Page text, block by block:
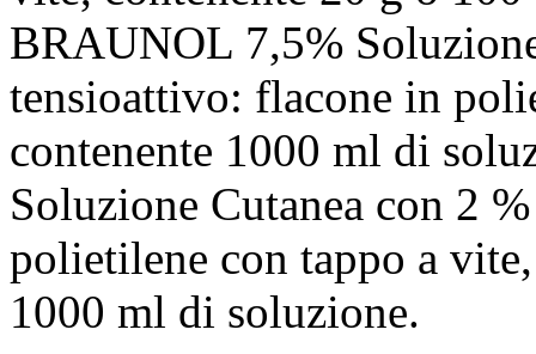
BRAUNOL 7,5%
tensioattivo: flacone in
contenente 1000 ml di
Soluzione Cutanea con 2
polietilene con tappo a
1000 ml di soluzione.